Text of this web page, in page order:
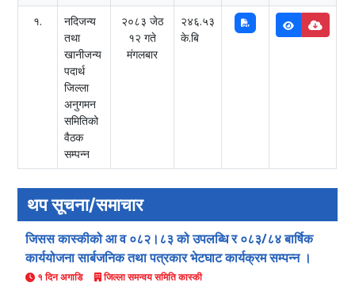
१.
नदिजन्य
तथा
खानीजन्य
पदार्थ
जिल्ला
अनुगमन
समितिको
वैठक
सम्पन्न
२०८३ जेठ
१२ गते
मंगलबार
२४६.५३
के.बि
थप सूचना/समाचार
जिसस कास्कीको आ व ०८२।८३ को उपलब्धि र ०८३/८४ बार्षिक
कार्ययोजना सार्बजनिक तथा पत्रकार भेटघाट कार्यक्रम सम्पन्न ।
१ दिन अगाडि जिल्ला समन्वय समिति कास्की